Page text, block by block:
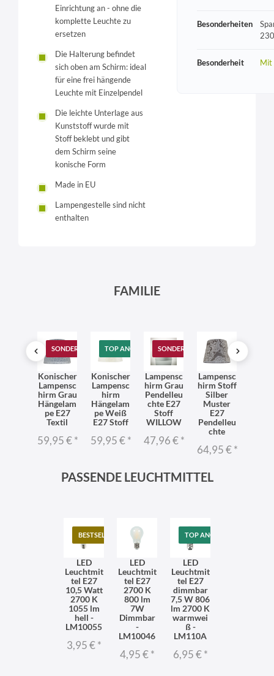
Einrichtung an - ohne die
komplette Leuchte zu
ersetzen
Die Halterung befindet
sich oben am Schirm: ideal
für eine frei hängende
Leuchte mit Einzelpendel
Die leichte Unterlage aus
Kunststoff wurde mit
Stoff beklebt und gibt
dem Schirm seine
konische Form
Made in EU
Lampengestelle sind nicht
enthalten
Besonderheiten
Besonderheit Mit
FAMILIE
SONDERANGEBOT
Konischer
Lampensc
hirm Grau
Hängelam
pe E27
Textil
59,95 €*
TOP ANGEBOT
Konischer
Lampensc
hirm
Hängelam
pe Weiß
E27 Stoff
59,95 €*
SONDERANGEBOT
Lampensc
hirm Grau
Pendelleu
chte E27
Stoff
WILLOW
47,96 €*
Lampensc
hirm Stoff
Silber
Muster
E27
Pendelleu
chte
64,95 €*
PASSENDE LEUCHTMITTEL
BESTSELLER
LED
Leuchtmit
tel E27
10,5 Watt
2700 K
1055 lm
hell -
LM10055
3,95 €*
LED
Leuchtmit
tel E27
2700 K
800 lm
7W
Dimmbar
-
LM10046
4,95 €*
TOP ANGEBOT
LED
Leuchtmit
tel E27
dimmbar
7,5 W 806
lm 2700 K
warmwei
ß -
LM110A
6,95 €*